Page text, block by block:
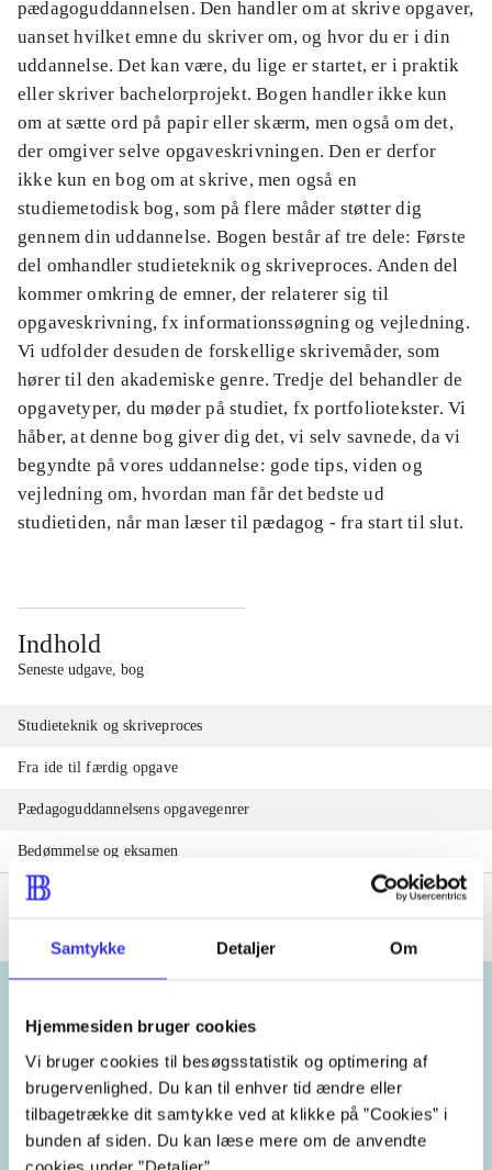
Samtykke Detaljer Om
Hjemmesiden bruger cookies
Vi bruger cookies til besøgsstatistik og optimering af
brugervenlighed. Du kan til enhver tid ændre eller
tilbagetrække dit samtykke ved at klikke på ”Cookies” i
bunden af siden. Du kan læse mere om de anvendte
cookies under ”Detaljer”.
pædagoguddannelsen. Den handler om at skrive opgaver,
uanset hvilket emne du skriver om, og hvor du er i din
uddannelse. Det kan være, du lige er startet, er i praktik
eller skriver bachelorprojekt. Bogen handler ikke kun
om at sætte ord på papir eller skærm, men også om det,
der omgiver selve opgaveskrivningen. Den er derfor
ikke kun en bog om at skrive, men også en
studiemetodisk bog, som på flere måder støtter dig
gennem din uddannelse. Bogen består af tre dele: Første
del omhandler studieteknik og skriveproces. Anden del
kommer omkring de emner, der relaterer sig til
opgaveskrivning, fx informationssøgning og vejledning.
Vi udfolder desuden de forskellige skrivemåder, som
hører til den akademiske genre. Tredje del behandler de
opgavetyper, du møder på studiet, fx portfoliotekster. Vi
håber, at denne bog giver dig det, vi selv savnede, da vi
begyndte på vores uddannelse: gode tips, viden og
vejledning om, hvordan man får det bedste ud
studietiden, når man læser til pædagog - fra start til slut.
Indhold
Seneste udgave, bog
Studieteknik og skriveproces
Fra ide til færdig opgave
Pædagoguddannelsens opgavegenrer
Bedømmelse og eksamen
Emneord
opgaveskrivning skriftlig fremstilling